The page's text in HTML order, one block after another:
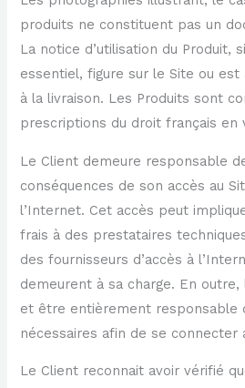
produits ne constituent pas un
La notice d’utilisation du Produit,
essentiel, figure sur le Site ou est
à la livraison. Les Produits sont
prescriptions du droit français en
Le Client demeure responsable
conséquences de son accès au
l’Internet. Cet accès peut
frais à des prestataires
des fournisseurs d’accès à
demeurent à sa charge. En
et être entièrement responsable
nécessaires afin de se connecter
Le Client reconnait avoir vérifié